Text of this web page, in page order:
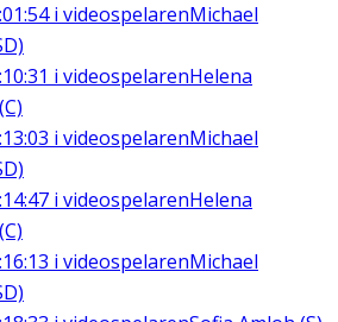
i videospelarenMichael
i videospelarenHelena
i videospelarenMichael
i videospelarenHelena
i videospelarenMichael